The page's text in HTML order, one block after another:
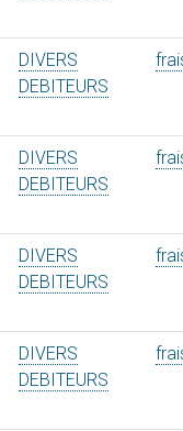
DIVERS
DEBITEURS
DIVERS
DEBITEURS
DIVERS
DEBITEURS
DIVERS
DEBITEURS